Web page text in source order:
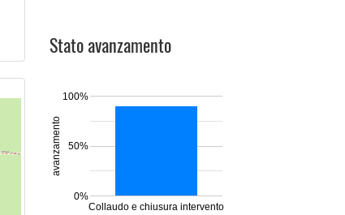
Stato avanzamento
Collaudo e chiusura intervento
0%
50%
100%
avanzamento